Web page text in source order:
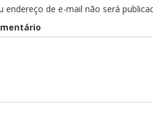
endereço de e-mail não será